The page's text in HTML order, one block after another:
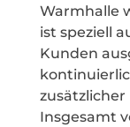
Warmhalle
ist speziell
Kunden
Insgesamt